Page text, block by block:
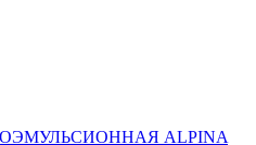
ALPINA